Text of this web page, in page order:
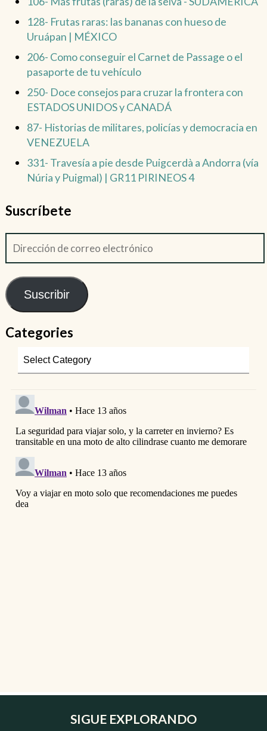
128- Frutas raras: las bananas con hueso de
Uruápan | MÉXICO
206- Como conseguir el Carnet de Passage o el
pasaporte de tu vehículo
250- Doce consejos para cruzar la frontera con
ESTADOS UNIDOS y CANADÁ
87- Historias de militares, policías y democracia en
VENEZUELA
331- Travesía a pie desde Puigcerdà a Andorra (vía
Núria y Puigmal) | GR11 PIRINEOS 4
Suscríbete
Suscribir
Categories
SIGUE EXPLORANDO